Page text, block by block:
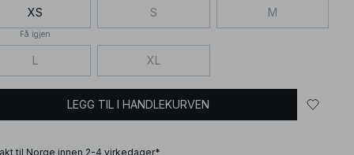
XS
Få igjen
S M
L XL
LEGG TIL I HANDLEKURVEN
til Norge innen 2-4 virkedager*